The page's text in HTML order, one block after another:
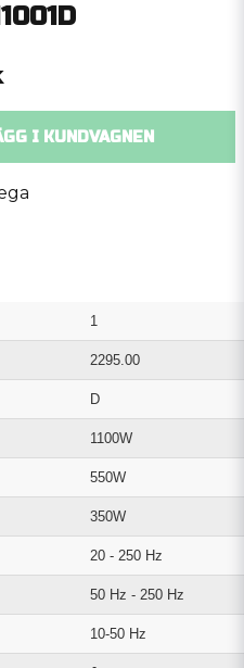
I KUNDVAGNEN
1
2295.00
D
1100W
550W
350W
20 - 250 Hz
50 Hz - 250 Hz
10-50 Hz